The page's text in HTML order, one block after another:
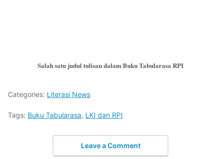
Salah satu judul tulisan dalam Buku Tabularasa RPI
Categories: Literasi News
Tags: Buku Tabularasa, LKI dan RPI
Leave a Comment